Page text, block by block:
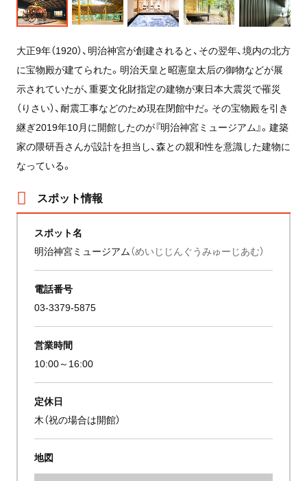
大正9年（1920）、明治神宮が創建されると、その翌年、境内の北方
に宝物殿が建てられた。明治天皇と昭憲皇太后の御物などが展
示されていたが、重要文化財指定の建物が東日本大震災で罹災
（りさい）、耐震工事などのため現在閉館中だ。その宝物殿を引き
継ぎ2019年10月に開館したのが『明治神宮ミュージアム』。建築
家の隈研吾さんが設計を担当し、森との親和性を意識した建物に
なっている。
スポット情報
スポット名
明治神宮ミュージアム（めいじじんぐうみゅーじあむ）
電話番号
03-3379-5875
営業時間
10:00～16:00
定休日
木（祝の場合は開館）
地図